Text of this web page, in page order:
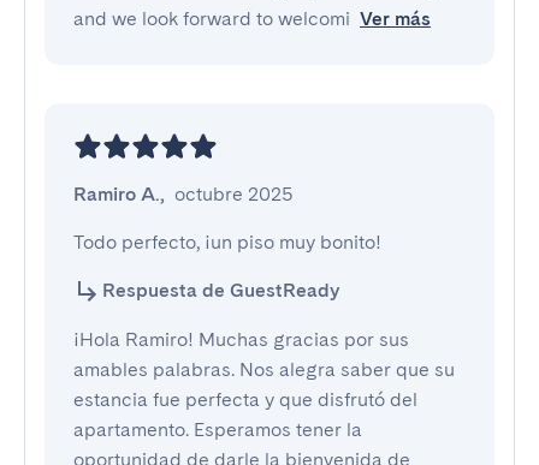
and we look forward to welcomi Ver más
Ramiro A., octubre 2025
Todo perfecto, ¡un piso muy bonito!
Respuesta de GuestReady
¡Hola Ramiro! Muchas gracias por sus
amables palabras. Nos alegra saber que su
estancia fue perfecta y que disfrutó del
apartamento. Esperamos tener la
oportunidad de darle la bienvenida de